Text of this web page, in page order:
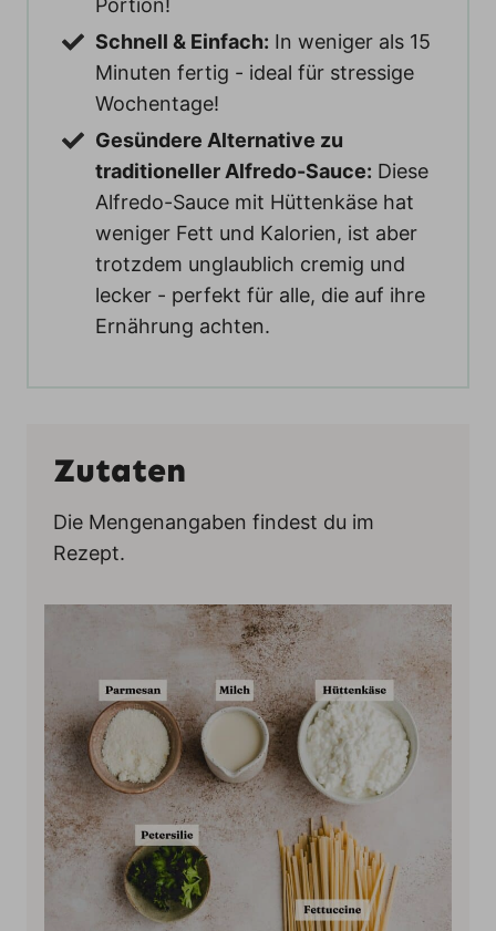
Portion!
Schnell & Einfach: In weniger als 15
Minuten fertig - ideal für stressige
Wochentage!
Gesündere Alternative zu
traditioneller Alfredo-Sauce: Diese
Alfredo-Sauce mit Hüttenkäse hat
weniger Fett und Kalorien, ist aber
trotzdem unglaublich cremig und
lecker - perfekt für alle, die auf ihre
Ernährung achten.
Zutaten
Die Mengenangaben findest du im
Rezept.